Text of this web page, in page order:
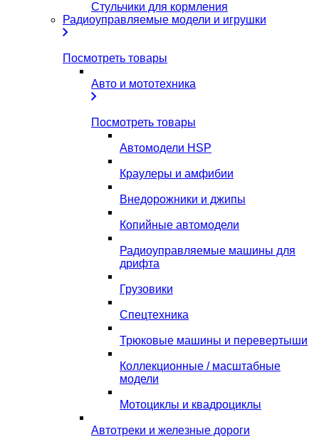
Стульчики для кормления
Радиоуправляемые модели и игрушки
Посмотреть товары
Авто и мототехника
Посмотреть товары
Автомодели HSP
Краулеры и амфибии
Внедорожники и джипы
Копийные автомодели
Радиоуправляемые машины для
дрифта
Грузовики
Спецтехника
Трюковые машины и перевертыши
Коллекционные / масштабные
модели
Мотоциклы и квадроциклы
Автотреки и железные дороги